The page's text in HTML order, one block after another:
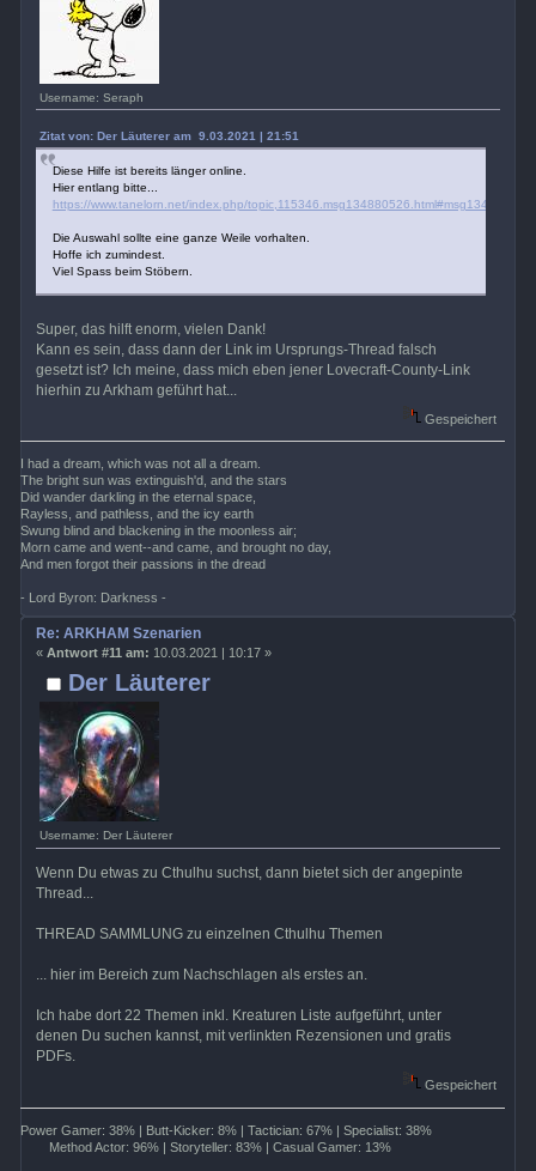
Username: Seraph
Zitat von: Der Läuterer am 9.03.2021 | 21:51
Diese Hilfe ist bereits länger online.
Hier entlang bitte...
https://www.tanelorn.net/index.php/topic,115346.msg134880526.html#msg134880526
Die Auswahl sollte eine ganze Weile vorhalten.
Hoffe ich zumindest.
Viel Spass beim Stöbern.
Super, das hilft enorm, vielen Dank!
Kann es sein, dass dann der Link im Ursprungs-Thread falsch
gesetzt ist? Ich meine, dass mich eben jener Lovecraft-County-Link
hierhin zu Arkham geführt hat...
Gespeichert
I had a dream, which was not all a dream.
The bright sun was extinguish'd, and the stars
Did wander darkling in the eternal space,
Rayless, and pathless, and the icy earth
Swung blind and blackening in the moonless air;
Morn came and went--and came, and brought no day,
And men forgot their passions in the dread
- Lord Byron: Darkness -
Der Läuterer
Username: Der Läuterer
Re: ARKHAM Szenarien
« Antwort #11 am: 10.03.2021 | 10:17 »
Wenn Du etwas zu Cthulhu suchst, dann bietet sich der angepinte
Thread...
THREAD SAMMLUNG zu einzelnen Cthulhu Themen
... hier im Bereich zum Nachschlagen als erstes an.
Ich habe dort 22 Themen inkl. Kreaturen Liste aufgeführt, unter
denen Du suchen kannst, mit verlinkten Rezensionen und gratis
PDFs.
Gespeichert
Power Gamer: 38% | Butt-Kicker: 8% | Tactician: 67% | Specialist: 38%
Method Actor: 96% | Storyteller: 83% | Casual Gamer: 13%